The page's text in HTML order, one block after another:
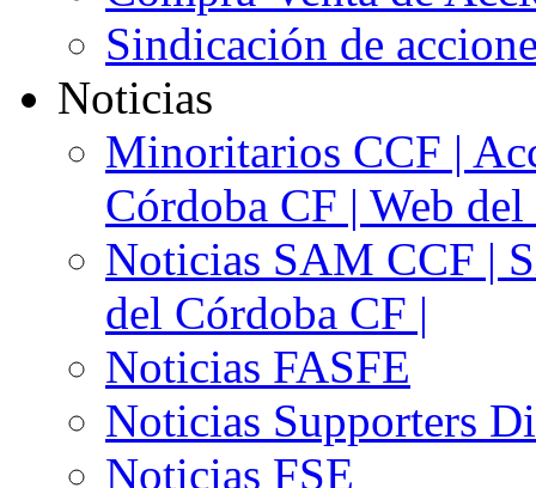
Sindicación de
Noticias
Minoritarios CCF |
Córdoba CF | Web
Noticias SAM CCF |
del Córdoba CF |
Noticias FASFE
Noticias Supporters
Noticias FSE